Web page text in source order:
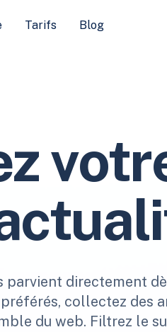
Tarifs Blog
parvient directement
collectez des
du web. Filtrez le